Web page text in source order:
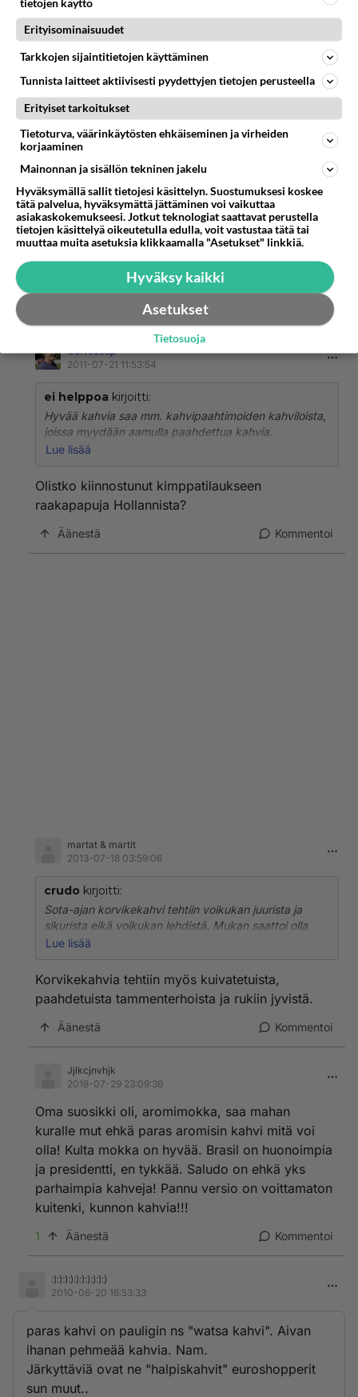
Äänestä
2010-10-21 09:39:11
tilaamaan vaan
http://translate.google.fi/translate?hl=fi&langpair=en
|fi&u=http://www.coffeereview.com/allreviews.cfm?se
arch=1
Lue lisää
X-Tra kahvi mustana on maailman parasta
aamukahvia, niin kitkerää että varmasti herää ja
virkoaa, eikä maksa kuin euron paketti.
Kaikenlaiset samettisenpehmeät hienostokahvit
alkavat vain unettaa.
Coffeecup
2011-07-21 11:53:54
ei helppoa kirjoitti:
Hyvää kahvia saa mm. kahvipaahtimoiden kahviloista,
joissa myydään aamulla paahdettua kahvia.
Paahdettujen kahvipapujen aromi huononee jo parissa
kaikki hyvin kaukana vastapaahdetusta, hyvästä
kahvista. Raakakahvi (vihreät pavut) sen sijaan säilyy
hyvin ja aromi vain pehmenee ja paranee parin vuoden
säilytyksessä, sellaista kannattaa hankkia kotiin ja
paahtaa itse rännärillä ja jauhaa kahvimyllyllä juuri
Lue lisää
Olistko kiinnostunut kimppatilaukseen
raakapapuja Hollannista?
Äänestä Kommentoi
martat & martit
2013-07-18 03:59:06
crudo kirjoitti:
Sota-ajan korvikekahvi tehtiin voikukan juurista ja
sikurista eikä voikukan lehdistä. Mukan saattoi olla
myös viljaa paahdettuna.
Ai, että mikä on sikuri? Sikuri on mauste- ja
koristekasvi. Siitäkin käytettiin paahdtut juuret - ei
lehtiä.
Lue lisää
Korvikekahvia tehtiin myös kuivatetuista,
paahdetuista tammenterhoista ja rukiin jyvistä.
Äänestä Kommentoi
Jjlkcjnvhjk
2018-07-29 23:09:36
Oma suosikki oli, aromimokka, saa mahan
kuralle mut ehkä paras aromisin kahvi mitä voi
olla! Kulta mokka on hyvää. Brasil on huonoimpia
ja presidentti, en tykkää. Saludo on ehkä yks
parhaimpia kahveja! Pannu versio on voittamaton
kuitenki, kunnon kahvia!!!
1 Äänestä Kommentoi
:):):):):):):):):):)
2010-06-20 16:53:33
paras kahvi on pauligin ns "watsa kahvi". Aivan
ihanan pehmeää kahvia. Nam.
Järkyttäviä ovat ne "halpiskahvit" euroshopperit
sun muut..
tietojen käyttö
Erityisominaisuudet
Tarkkojen sijaintitietojen käyttäminen
Tunnista laitteet aktiivisesti pyydettyjen tietojen perusteella
Erityiset tarkoitukset
Tietoturva, väärinkäytösten ehkäiseminen ja virheiden
korjaaminen
Mainonnan ja sisällön tekninen jakelu
Hyväksymällä sallit tietojesi käsittelyn. Suostumuksesi koskee
tätä palvelua, hyväksymättä jättäminen voi vaikuttaa
asiakaskokemukseesi. Jotkut teknologiat saattavat perustella
tietojen käsittelyä oikeutetulla edulla, voit vastustaa tätä tai
muuttaa muita asetuksia klikkaamalla "Asetukset" linkkiä.
Hyväksy kaikki
Asetukset
Tietosuoja